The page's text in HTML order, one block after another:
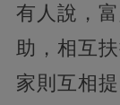
有人說，
助，相互
家則互相